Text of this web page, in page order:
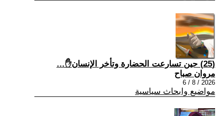
(25) حين تسارعت الحضارة وتأخر الإنسان✋…
مروان صباح
2026 / 8 / 6
مواضيع وابحاث سياسية